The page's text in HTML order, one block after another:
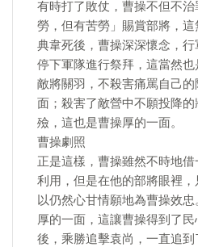
有時打了敗仗，曹操不但不
勞，但有苦勞」賜賞部將，
典韋死後，曹操深深懷念，行
停下軍隊進行祭拜，這當然
敵將關羽，不殺害痛罵自己
面；殺害了敵營中不願投降
殮，這也是曹操厚的一面。
曹操劇照
正是這樣，曹操雖然不時地
利用，但是在他的部將眼裡
以仍然心甘情願地為曹操效
厚的一面，這讓曹操得到了
後，乘勝追擊袁尚，一直追